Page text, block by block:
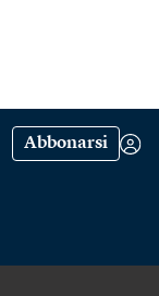
Abbonarsi